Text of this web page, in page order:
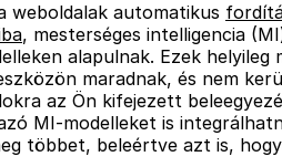
weboldalak automatikus
, mesterséges intelligencia
alapulnak. Ezek
maradnak, és nem
az Ön kifejezett
MI-modelleket is
többet, beleértve azt is,